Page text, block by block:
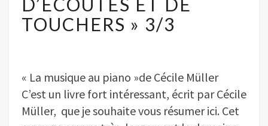
D’ÉCOUTES
ET
DE
TOUCHERS » 3/3
« La musique au piano »de Cécile Müller
C’est un livre fort intéressant, écrit par Cécile
Müller, que je souhaite vous résumer ici. Cet